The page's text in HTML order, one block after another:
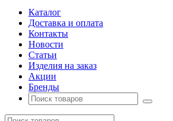
Каталог
Доставка и оплата
Контакты
Новости
Статьи
Изделия на заказ
Акции
Бренды